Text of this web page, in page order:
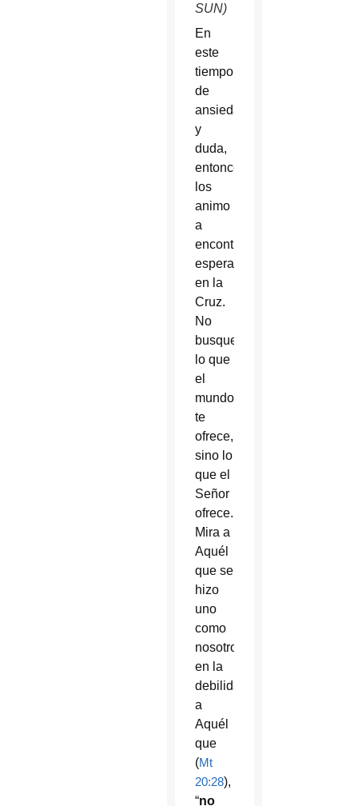
SUN)
En
este
tiempo
de
ansiedad
y
duda,
entonces,
los
animo
a
encontrar
esperanza
en la
Cruz.
No
busques
lo que
el
mundo
te
ofrece,
sino lo
que el
Señor
ofrece.
Mira a
Aquél
que se
hizo
uno
como
nosotros
en la
debilidad,
a
Aquél
que
(Mt
20:28),
“no